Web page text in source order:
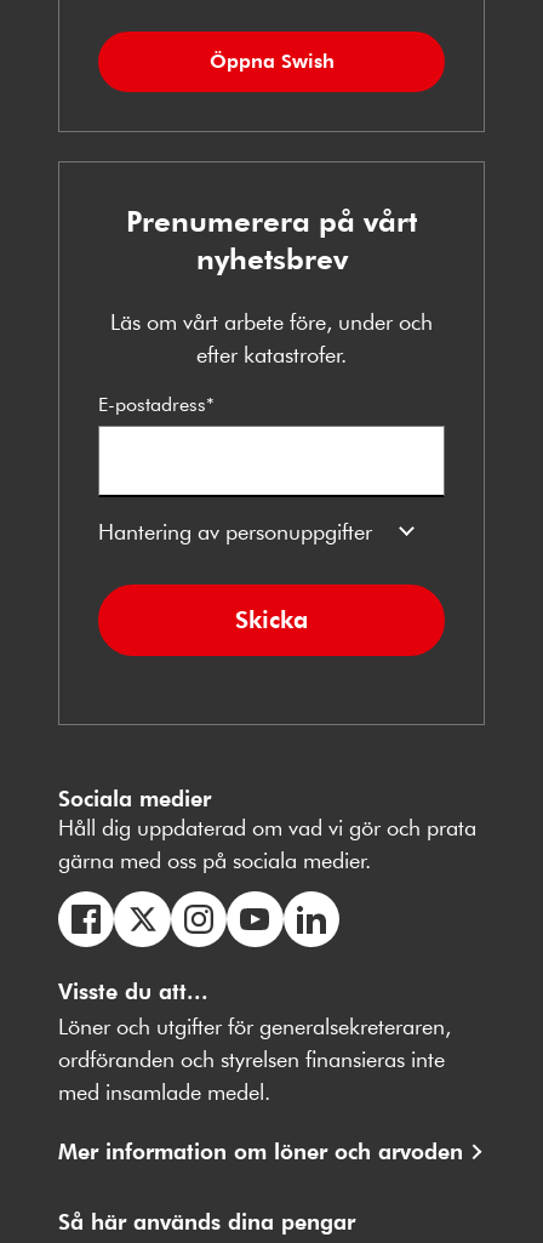
Öppna Swish
Prenumerera på vårt
nyhetsbrev
Läs om vårt arbete före, under och
efter katastrofer.
E-postadress*
Hantering av personuppgifter
Skicka
Sociala medier
Håll dig uppdaterad om vad vi gör och prata
gärna med oss på sociala medier.
oss
på
Facebbok
oss
på
oss
på
Instagram
på
Youtube
på
LinkedIn
Visste du att...
Löner och utgifter för generalsekreteraren,
ordföranden och styrelsen finansieras inte
med insamlade medel.
Mer information om löner och arvoden
Så här används dina pengar